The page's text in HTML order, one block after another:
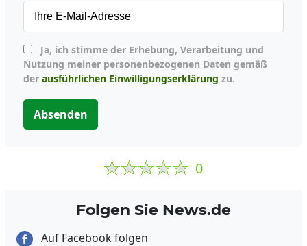
Nutzung meiner personenbezogenen Daten gemäß
der ausführlichen Einwilligungserklärung zu.
Absenden
0
Folgen Sie News.de
Auf Facebook folgen